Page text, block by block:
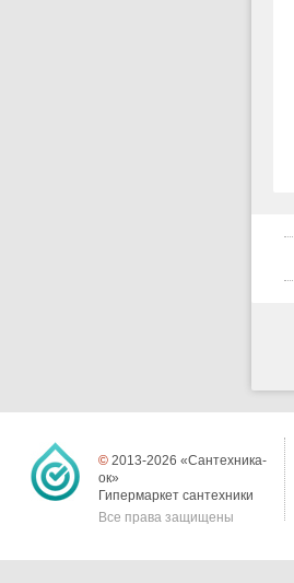
© 2013-2026 «Сантехника-
ок»
Гипермаркет сантехники
Все права защищены